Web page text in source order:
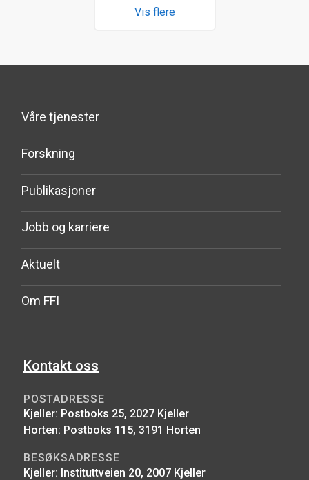
Vis flere
Våre tjenester
Forskning
Publikasjoner
Jobb og karriere
Aktuelt
Om FFI
Kontakt oss
POSTADRESSE
Kjeller: Postboks 25, 2027 Kjeller
Horten: Postboks 115, 3191 Horten
BESØKSADRESSE
Kjeller: Instituttveien 20, 2007 Kjeller